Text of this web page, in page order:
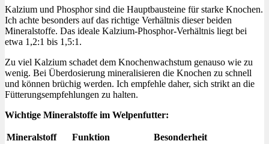
Kalzium und Phosphor sind die Hauptbausteine für starke Knochen.
Ich achte besonders auf das richtige Verhältnis dieser beiden
Mineralstoffe. Das ideale Kalzium-Phosphor-Verhältnis liegt bei
etwa 1,2:1 bis 1,5:1.
Zu viel Kalzium schadet dem Knochenwachstum genauso wie zu
wenig. Bei Überdosierung mineralisieren die Knochen zu schnell
und können brüchig werden. Ich empfehle daher, sich strikt an die
Fütterungsempfehlungen zu halten.
Wichtige Mineralstoffe im Welpenfutter:
Mineralstoff Funktion
Besonderheit